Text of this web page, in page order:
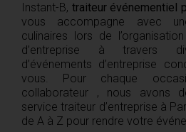
Instant-B, traiteur événementiel
vous accompagne avec
culinaires lors de
d’entreprise à travers
d’événements d’entreprise
vous. Pour chaque
collaborateur , nous avons
service traiteur d’entreprise à
de A à Z pour rendre votre